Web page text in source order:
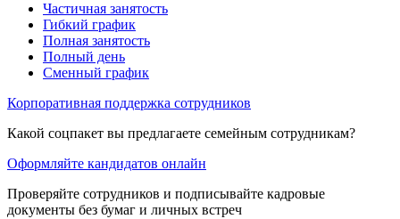
Частичная занятость
Гибкий график
Полная занятость
Полный день
Сменный график
Корпоративная поддержка сотрудников
Какой соцпакет вы предлагаете семейным сотрудникам?
Оформляйте кандидатов онлайн
Проверяйте сотрудников и подписывайте кадровые
документы без бумаг и личных встреч